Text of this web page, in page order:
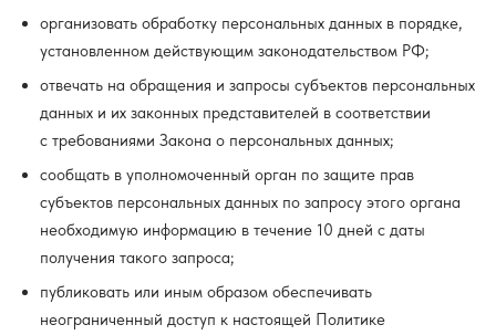
организовать обработку персональных данных в порядке,
установленном действующим законодательством РФ;
отвечать на обращения и запросы субъектов персональных
данных и их законных представителей в соответствии
с требованиями Закона о персональных данных;
сообщать в уполномоченный орган по защите прав
субъектов персональных данных по запросу этого органа
необходимую информацию в течение 10 дней с даты
получения такого запроса;
публиковать или иным образом обеспечивать
неограниченный доступ к настоящей Политике